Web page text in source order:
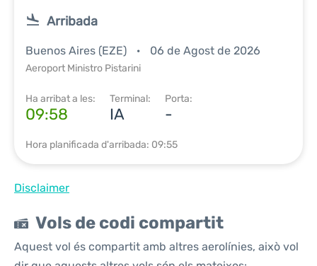
Arribada
Buenos Aires (EZE) 06 de Agost de 2026
Aeroport Ministro Pistarini
Ha arribat a les:
09:58
Terminal:
IA
Porta:
-
Hora planificada d'arribada: 09:55
Disclaimer
Vols de codi compartit
Aquest vol és compartit amb altres aerolínies, això vol